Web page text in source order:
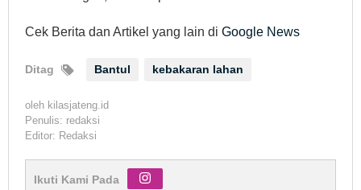
Cek Berita dan Artikel yang lain di Google News
Ditag Bantul kebakaran lahan
oleh kilasjateng.id
Penulis: redaksi
Editor: Redaksi
Ikuti Kami Pada